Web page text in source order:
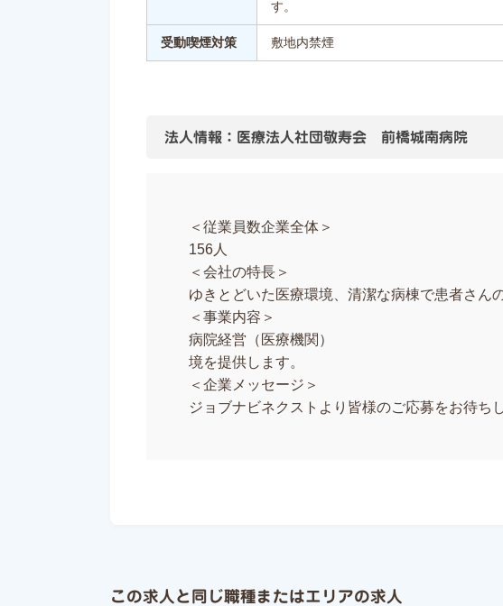
す。
受動喫煙対策 敷地内禁煙
法人情報：医療法人社団敬寿会 前橋城南病院
＜従業員数企業全体＞
156人
＜会社の特長＞
ゆきとどいた医療環境、清潔な病棟で患者さん
＜事業内容＞
病院経営（医療機関） 最新の
境を提供します。
＜企業メッセージ＞
ジョブナビネクストより皆様のご応募をお待ち
この求人と同じ職種またはエリアの求人